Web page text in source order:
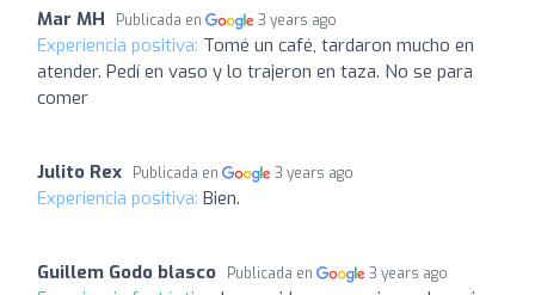
Mar MH Publicada en 3 years ago
Experiencia positiva: Tomé un café, tardaron mucho en
atender. Pedí en vaso y lo trajeron en taza. No se para
comer
Julito Rex Publicada en 3 years ago
Experiencia positiva: Bien.
Guillem Godo blasco Publicada en 3 years ago